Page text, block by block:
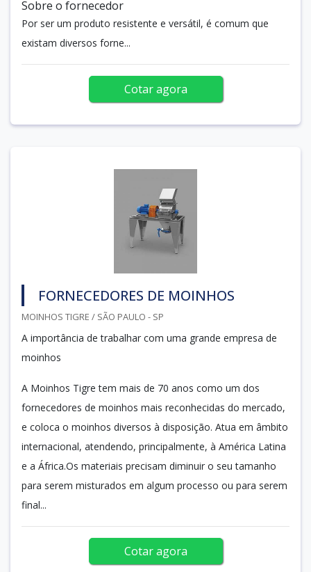
Sobre o fornecedor
Por ser um produto resistente e versátil, é comum que
existam diversos forne...
Cotar agora
FORNECEDORES DE MOINHOS
MOINHOS TIGRE / SÃO PAULO - SP
A importância de trabalhar com uma grande empresa de
moinhos
A Moinhos Tigre tem mais de 70 anos como um dos
fornecedores de moinhos mais reconhecidas do mercado,
e coloca o moinhos diversos à disposição. Atua em âmbito
internacional, atendendo, principalmente, à América Latina
e a África.Os materiais precisam diminuir o seu tamanho
para serem misturados em algum processo ou para serem
final...
Cotar agora